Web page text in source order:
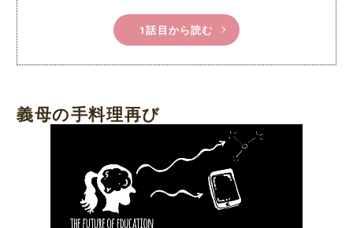
1話目から読む
義母の手料理再び